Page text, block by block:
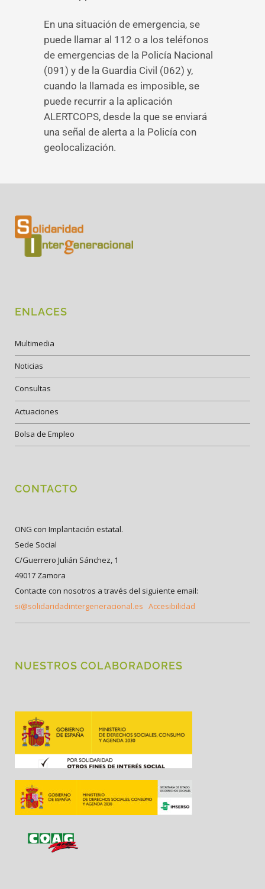
En una situación de emergencia, se
puede llamar al 112 o a los teléfonos
de emergencias de la Policía Nacional
(091) y de la Guardia Civil (062) y,
cuando la llamada es imposible, se
puede recurrir a la aplicación
ALERTCOPS, desde la que se enviará
una señal de alerta a la Policía con
geolocalización.
ENLACES
Multimedia
Noticias
Consultas
Actuaciones
Bolsa de Empleo
CONTACTO
ONG con Implantación estatal.
Sede Social
C/Guerrero Julián Sánchez, 1
49017 Zamora
Contacte con nosotros a través del siguiente email:
si@solidaridadintergeneracional.es Accesibilidad
NUESTROS COLABORADORES